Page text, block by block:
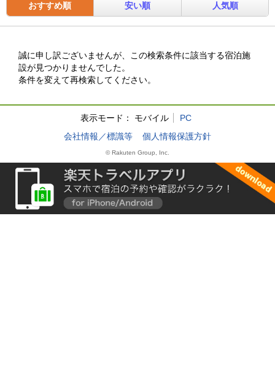
おすすめ順 安い順 人気順
誠に申し訳ございませんが、この検索条件に該当する宿泊施
設が見つかりませんでした。
条件を変えて再検索してください。
表示モード： モバイル
PC
会社情報／標識等
個人情報保護方針
© Rakuten Group, Inc.